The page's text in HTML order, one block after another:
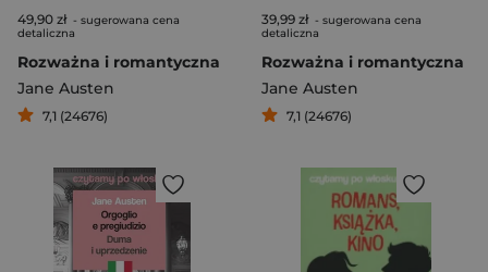
49,90 zł - sugerowana cena
detaliczna
Rozważna i romantyczna
Jane Austen
7,1 (24676)
39,99 zł - sugerowana cena
detaliczna
Rozważna i romantyczna
Jane Austen
7,1 (24676)